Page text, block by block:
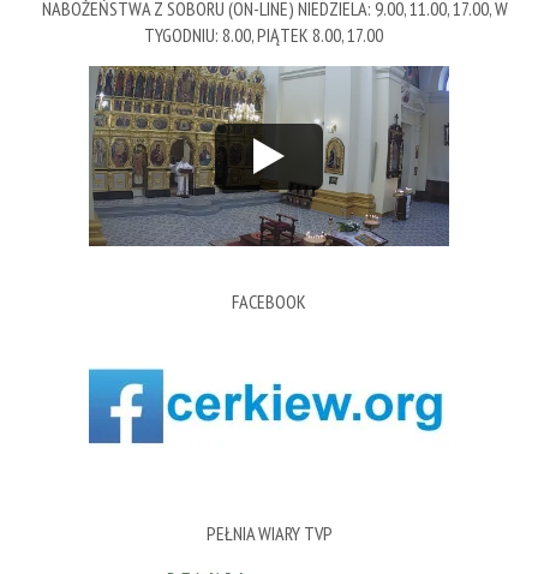
NABOŻEŃSTWA Z SOBORU (ON-LINE) NIEDZIELA: 9.00, 11.00, 17.00, W
TYGODNIU: 8.00, PIĄTEK 8.00, 17.00
FACEBOOK
PEŁNIA WIARY TVP